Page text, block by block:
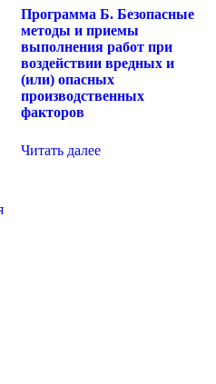
Программа Б. Безопасные
методы и приемы
выполнения работ при
воздействии вредных и
(или) опасных
производственных
факторов
Читать далее